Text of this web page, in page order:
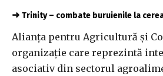
➜ Trinity – combate buruienile la
Alianţa pentru Agricultură şi
organizaţie care reprezintă
asociativ din sectorul